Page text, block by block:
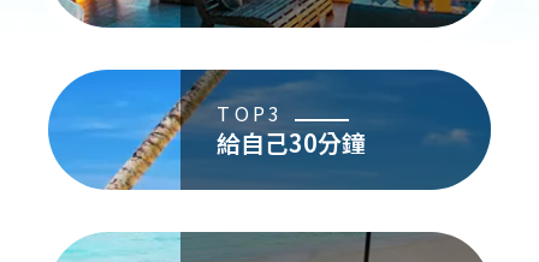
TOP3
給自己30分鐘